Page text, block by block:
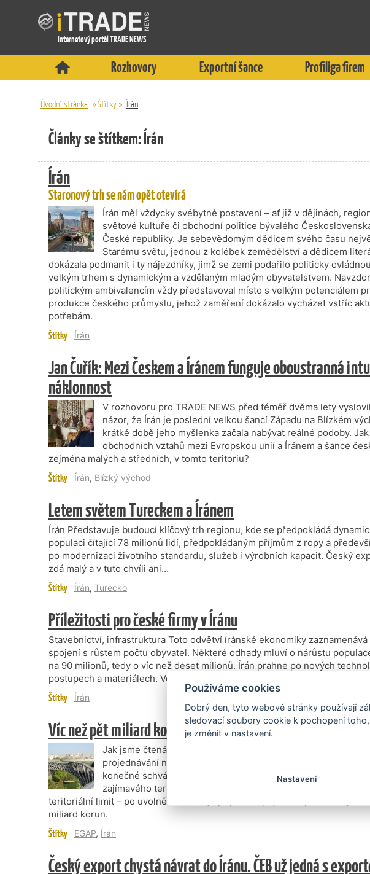
Internetový portál TRADE NEWS
Rozhovory Exportní šance Profiliga firem
Úvodní stránka »Štítky» Írán
Články se štítkem: Írán
Írán
Staronový trh se nám opět otevírá
Írán měl vždycky svébytné postavení – ať již v dějinách,
světové kultuře či obchodní politice bývalého
České republiky. Je sebevědomým dědicem svého času
Starému světu, jednou z kolébek zemědělství a dědicem
dokázala podmanit i ty nájezdníky, jimž se zemi podařilo politicky
velkým trhem s dynamickým a vzdělaným mladým obyvatelstvem.
politickým ambivalencím vždy představoval místo s velkým potenciálem
produkce českého průmyslu, jehož zaměření dokázalo vycházet vstříc
potřebám.
Štítky Írán
Jan Čuřík: Mezi Českem a Íránem funguje oboustranná
náklonnost
V rozhovoru pro TRADE NEWS před téměř dvěma lety
názor, že Írán je poslední velkou šancí Západu na Blízkém
krátké době jeho myšlenka začala nabývat reálné podoby.
obchodních vztahů mezi Evropskou unií a Íránem a šance
zejména malých a středních, v tomto teritoriu?
Štítky Írán, Blízký východ
Letem světem Tureckem a Íránem
Írán Představuje budoucí klíčový trh regionu, kde se předpokládá
populaci čítající 78 milionů lidí, předpokládaným příjmům z ropy a
po modernizaci životního standardu, služeb i výrobních kapacit. Český
zdá malý a v tuto chvíli ani…
Štítky Írán, Turecko
Příležitosti pro české firmy v Íránu
Stavebnictví, infrastruktura Toto odvětví íránské ekonomiky
spojení s růstem počtu obyvatel. Některé odhady mluví o nárůstu
na 90 milionů, tedy o víc než deset milionů. Írán prahne po nových
postupech a materiálech. Velký důraz…
Štítky Írán
Víc než pět miliard korun po odvolání sankcí
Jak jsme čtenáře TRADE NEWS informovali, EGAP zahájil už v
projednávání nových obchodních případů do Íránu.
konečné schválení zůstává odvolání sankcí, které zatím vývoz
zajímavého teritoria znemožňují. Nicméně EGAP už stanovil
teritoriální limit – po uvolnění sankcí je připraven pojistit export českých
miliard korun.
Štítky EGAP, Írán
Český export chystá návrat do Íránu. ČEB už jedná s
Používáme cookies
Dobrý den, tyto webové stránky používají
sledovací soubory cookie k pochopení
je změnit v nastavení.
Nastavení